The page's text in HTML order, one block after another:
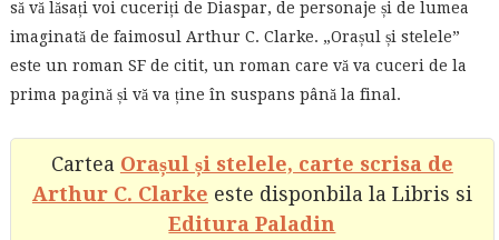
să vă lăsați voi cuceriți de Diaspar, de personaje și de lumea
imaginată de faimosul Arthur C. Clarke. „Orașul și stelele”
este un roman SF de citit, un roman care vă va cuceri de la
prima pagină și vă va ține în suspans până la final.
Cartea Orașul și stelele, carte scrisa de
Arthur C. Clarke este disponbila la Libris si
Editura Paladin